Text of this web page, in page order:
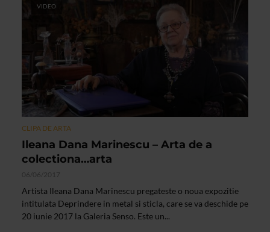
VIDEO
CLIPA DE ARTA
Ileana Dana Marinescu – Arta de a
colectiona…arta
06/06/2017
Artista Ileana Dana Marinescu pregateste o noua expozitie
intitulata Deprindere in metal si sticla, care se va deschide pe
20 iunie 2017 la Galeria Senso. Este un...